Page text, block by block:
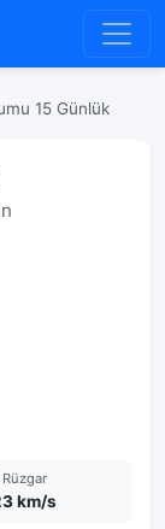
15 Günlük
km/s